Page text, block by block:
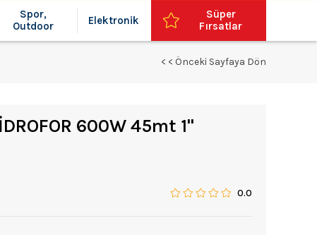
Spor,
Outdoor
Elektronik
Süper
Fırsatlar
< < Önceki Sayfaya Dön
600W 45mt 1''
0.0